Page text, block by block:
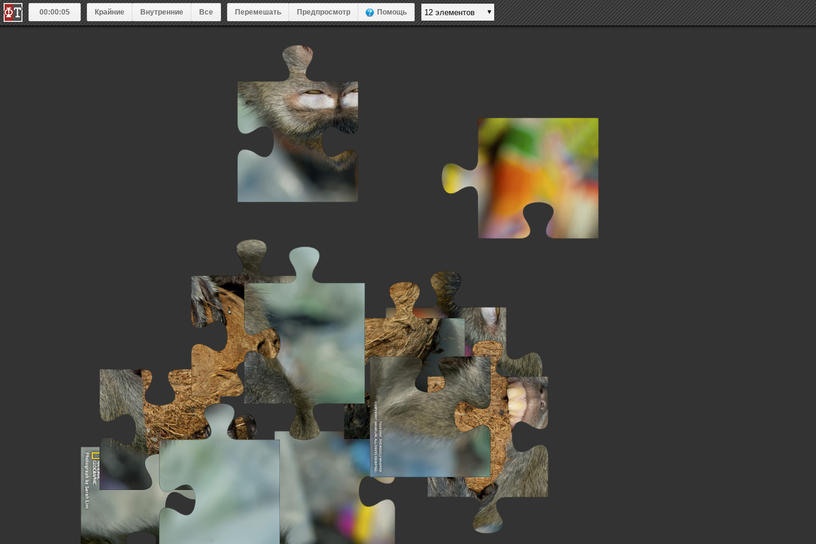
00:00:05 Крайние Внутренние Все Перемешать Предпросмотр Помощь